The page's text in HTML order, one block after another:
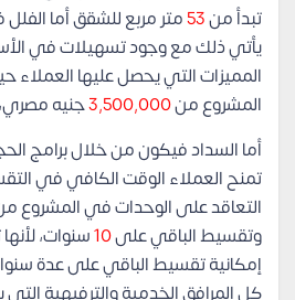
تبدأ من53متر مربع للشقق أما
يأتي ذلك مع وجود تسهيلات في
المميزات التي يحصل عليها العملاء
المشروع من3,500,000جنيه
أما السداد فيكون من خلال برامج
تمنح العملاء الوقت الكافي في
التعاقد على الوحدات في المشروع
وتقسيط الباقي على10سنوات،
إمكانية تقسيط الباقي على عدة
كل المرافق الخدمية والترفيهية